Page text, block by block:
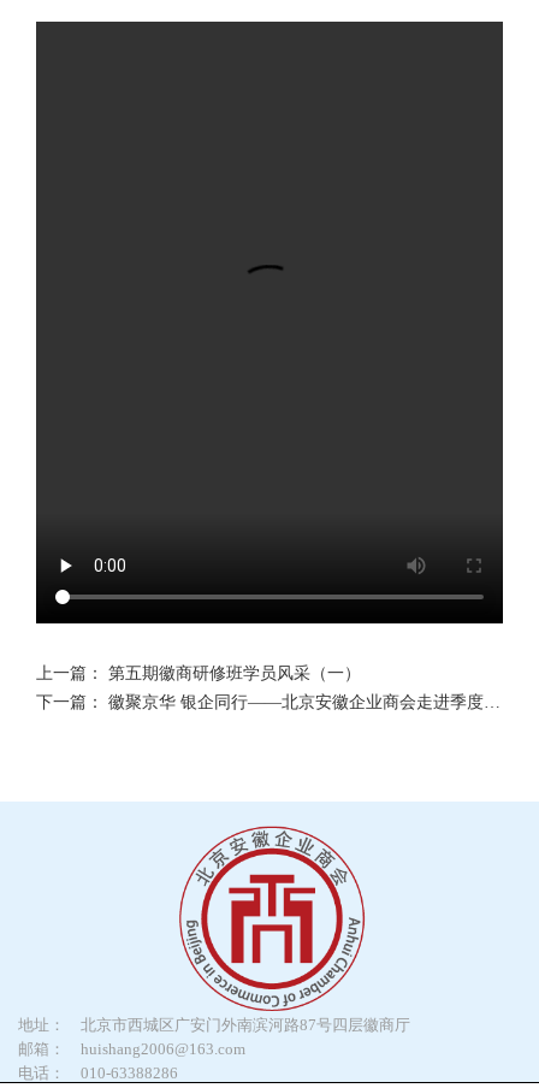
上一篇： 第五期徽商研修班学员风采（一）
下一篇： 徽聚京华 银企同行——北京安徽企业商会走进季度轮值常务副会长单位徽商银行北京分行
地址：
北京市西城区广安门外南滨河路87号四层徽商厅
邮箱：
huishang2006@163.com
电话：
010-63388286